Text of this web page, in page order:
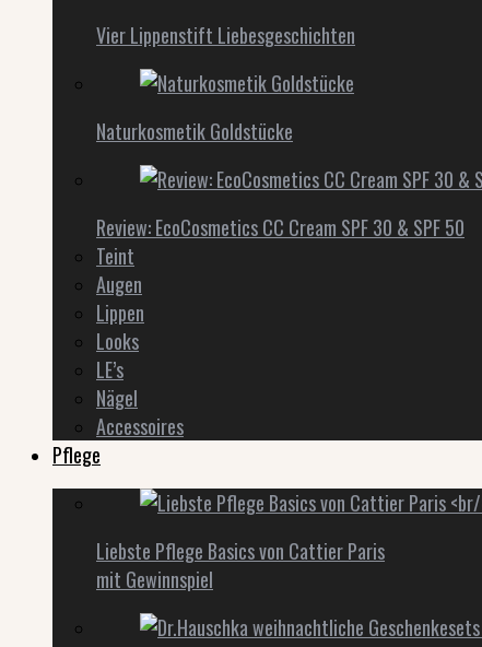
Vier Lippenstift Liebesgeschichten
Naturkosmetik Goldstücke
Review: EcoCosmetics CC Cream SPF 30 & SPF 50
Teint
Augen
Lippen
Looks
LE’s
Nägel
Accessoires
Pflege
Liebste Pflege Basics von Cattier Paris
mit Gewinnspiel